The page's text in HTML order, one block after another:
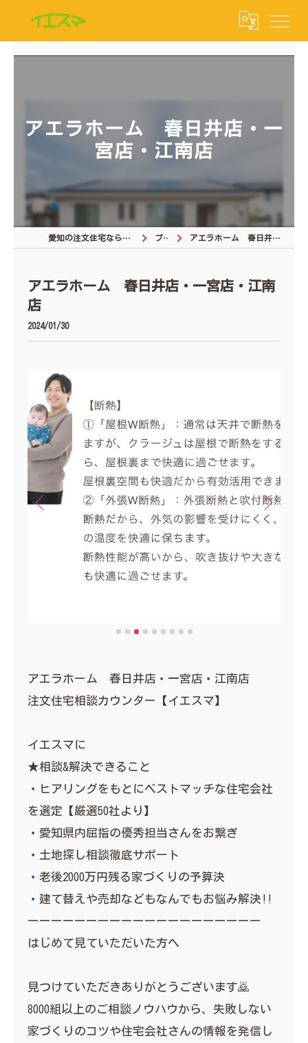
アエラホーム 春日井店・一
宮店・江南店
愛知の注文住宅なら注文住宅の相談窓口 ブログ アエラホーム 春日井店・一宮店・江南店
アエラホーム 春日井店・一宮店・江南
店
2024/01/30
アエラホーム 春日井店・一宮店・江南店
注文住宅相談カウンター【イエスマ】
イエスマに
★相談&解決できること
・ヒアリングをもとにベストマッチな住宅会社
を選定【厳選50社より】
・愛知県内屈指の優秀担当さんをお繋ぎ
・土地探し相談徹底サポート
・老後2000万円残る家づくりの予算決
・建て替えや売却などもなんでもお悩み解決‼︎
ーーーーーーーーーーーーーーーーーーーー
はじめて見ていただいた方へ
見つけていただきありがとうございます🙇
8000組以上のご相談ノウハウから、失敗しない
家づくりのコツや住宅会社さんの情報を発信し